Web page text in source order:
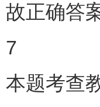
故正确答
7
本题考查